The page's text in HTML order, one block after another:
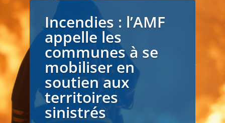
Incendies : l’AMF
appelle les
communes à se
mobiliser en
soutien aux
territoires
sinistrés